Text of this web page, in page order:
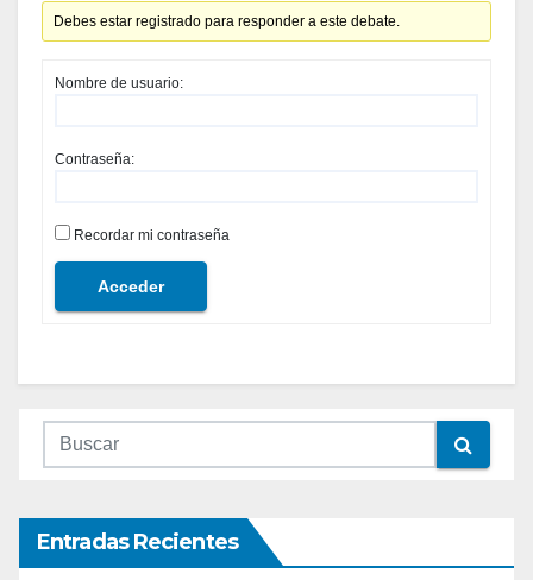
Debes estar registrado para responder a este debate.
Nombre de usuario:
Contraseña:
Recordar mi contraseña
Acceder
Entradas Recientes